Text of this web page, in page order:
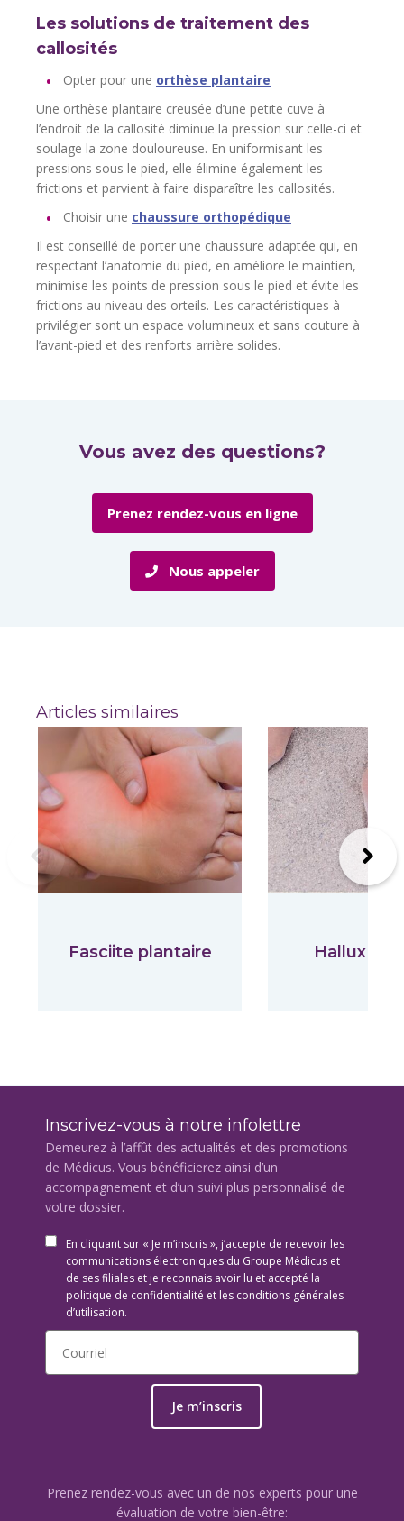
Les solutions de traitement des
callosités
Opter pour une orthèse plantaire
Une orthèse plantaire creusée d’une petite cuve à
l’endroit de la callosité diminue la pression sur celle-ci et
soulage la zone douloureuse. En uniformisant les
pressions sous le pied, elle élimine également les
frictions et parvient à faire disparaître les callosités.
Choisir une chaussure orthopédique
Il est conseillé de porter une chaussure adaptée qui, en
respectant l’anatomie du pied, en améliore le maintien,
minimise les points de pression sous le pied et évite les
frictions au niveau des orteils. Les caractéristiques à
privilégier sont un espace volumineux et sans couture à
l’avant-pied et des renforts arrière solides.
Vous avez des questions?
Prenez rendez-vous en ligne
Nous appeler
Articles similaires
Fasciite plantaire Hallux
Previous
Inscrivez-vous à notre infolettre
Demeurez à l’affût des actualités et des promotions
de Médicus. Vous bénéficierez ainsi d’un
accompagnement et d’un suivi plus personnalisé de
votre dossier.
En cliquant sur « Je m’inscris », j’accepte de recevoir les
communications électroniques du Groupe Médicus et
de ses filiales et je reconnais avoir lu et accepté la
politique de confidentialité et les conditions générales
d’utilisation.
Je m’inscris
Prenez rendez-vous avec un de nos experts pour une
évaluation de votre bien-être: